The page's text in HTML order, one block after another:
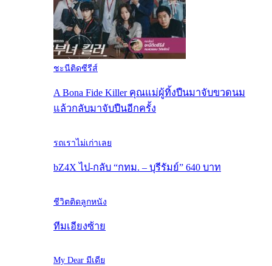
ชะนีติดซีรีส์
A Bona Fide Killer คุณแม่ผู้ทิ้งปืนมาจับขวดนม
แล้วกลับมาจับปืนอีกครั้ง
รถเราไม่เก่าเลย
bZ4X ไป-กลับ “กทม. – บุรีรัมย์” 640 บาท
ชีวิตติดลูกหนัง
ทีมเอียงซ้าย
My Dear มีเดีย